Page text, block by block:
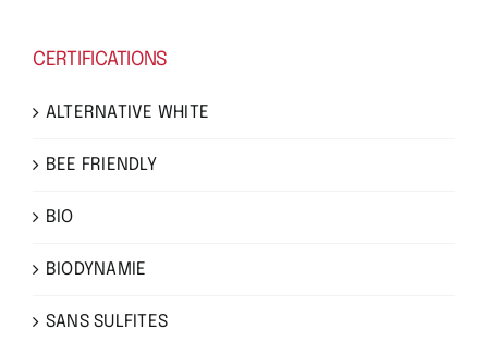
CERTIFICATIONS
ALTERNATIVE WHITE
BEE FRIENDLY
BIO
BIODYNAMIE
SANS SULFITES